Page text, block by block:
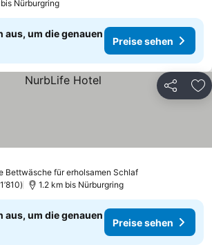
Nürburgring
aus, um die genauen
Preise sehen
Teilen
Bettwäsche für erholsamen Schlaf
1’810 1.2 km bis Nürburgring
aus, um die genauen
Preise sehen